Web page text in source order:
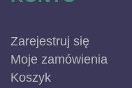
Zarejestruj się
Moje zamówienia
Koszyk